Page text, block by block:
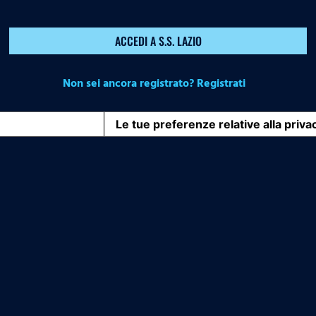
ACCEDI A S.S. LAZIO
Non sei ancora registrato? Registrati
Le tue preferenze relative alla